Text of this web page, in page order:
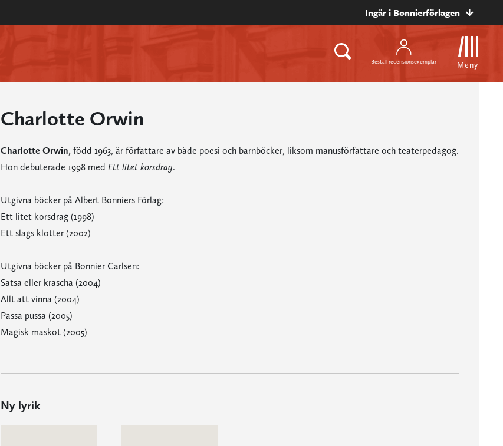
Ingår i Bonnierförlagen
Beställ recensionsexemplar Meny
Charlotte Orwin
Charlotte Orwin, född 1963, är författare av både poesi och barnböcker, liksom manusförfattare och teaterpedagog.
Hon debuterade 1998 med Ett litet korsdrag.
Utgivna böcker på Albert Bonniers Förlag:
Ett litet korsdrag (1998)
Ett slags klotter (2002)
Utgivna böcker på Bonnier Carlsen:
Satsa eller krascha (2004)
Allt att vinna (2004)
Passa pussa (2005)
Magisk maskot (2005)
Ny lyrik